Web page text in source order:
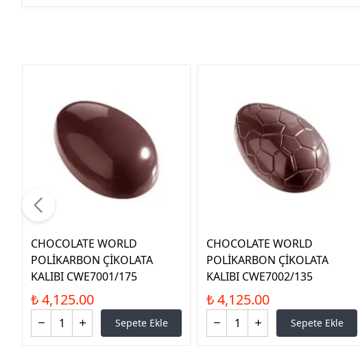
CHOCOLATE WORLD
POLİKARBON ÇİKOLATA
KALIBI CWE7001/175
₺ 4,125.00
Sepete Ekle
CHOCOLATE WORLD
POLİKARBON ÇİKOLATA
KALIBI CWE7002/135
₺ 4,125.00
Sepete Ekle